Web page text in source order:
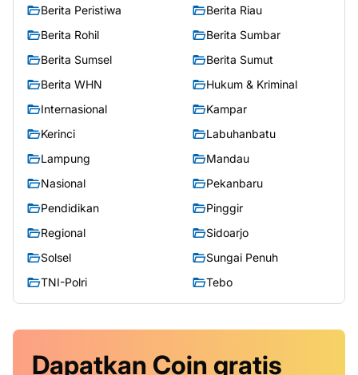
Berita Peristiwa
Berita Riau
Berita Rohil
Berita Sumbar
Berita Sumsel
Berita Sumut
Berita WHN
Hukum & Kriminal
Internasional
Kampar
Kerinci
Labuhanbatu
Lampung
Mandau
Nasional
Pekanbaru
Pendidikan
Pinggir
Regional
Sidoarjo
Solsel
Sungai Penuh
TNI-Polri
Tebo
Dapatkan Coin gratis